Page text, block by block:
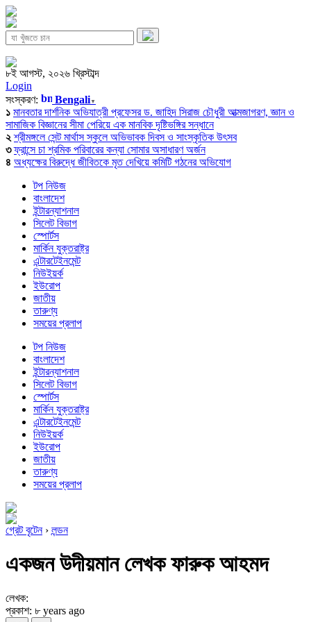
৮ই আগস্ট, ২০২৬ খ্রিস্টাব্দ
Login
সংস্করণ:
Bengali▼
১ মানবতার দার্শনিক অভিযাত্রী প্রফেসর ড. জাহিদ সিরাজ চৌধুরী আত্মজাগরণ, জ্ঞান ও
সামাজিক বিজ্ঞানের সীমা পেরিয়ে এক মানবিক দৃষ্টিভঙ্গির সন্ধানে
২ শ্রীমঙ্গলে সেন্ট মার্থাস স্কুলে অভিভাবক দিবস ও সাংস্কৃতিক উৎসব
৩ ফ্রান্সে চা শ্রমিক পরিবারের কন্যা সোমার অসাধারণ অর্জন
৪ অধ্যক্ষের বিরুদ্ধে জীবিতকে মৃত দেখিয়ে কমিটি গঠনের অভিযোগ
টপ নিউজ
বাংলাদেশ
ইন্টারন্যাশনাল
সিলেট বিভাগ
স্পোর্টস
মার্কিন যুক্তরাষ্ট্র
এন্টারটেইনমেন্ট
নিউইয়র্ক
ইউরোপ
জাতীয়
তারুণ্য
সময়ের প্রলাপ
টপ নিউজ
বাংলাদেশ
ইন্টারন্যাশনাল
সিলেট বিভাগ
স্পোর্টস
মার্কিন যুক্তরাষ্ট্র
এন্টারটেইনমেন্ট
নিউইয়র্ক
ইউরোপ
জাতীয়
তারুণ্য
সময়ের প্রলাপ
গ্রেট বৃটেন› লন্ডন
একজন উদীয়মান লেখক ফারুক আহমদ
লেখক:
প্রকাশ: ৮ years ago